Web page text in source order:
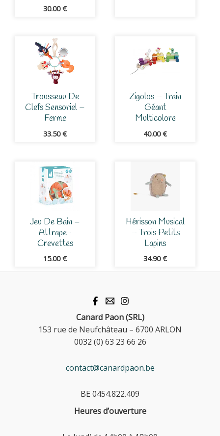
30.00€
Trousseau De
Clefs Sensoriel –
Ferme
33.50€
Zigolos – Train
Géant
Multicolore
40.00€
Jeu De Bain –
Attrape-
Crevettes
15.00€
Hérisson Musical
– Trois Petits
Lapins
34.90€
Canard Paon (SRL)
153 rue de Neufchâteau – 6700 ARLON
0032 (0) 63 23 66 26
contact@canardpaon.be
BE 0454.822.409
Heures d’ouverture